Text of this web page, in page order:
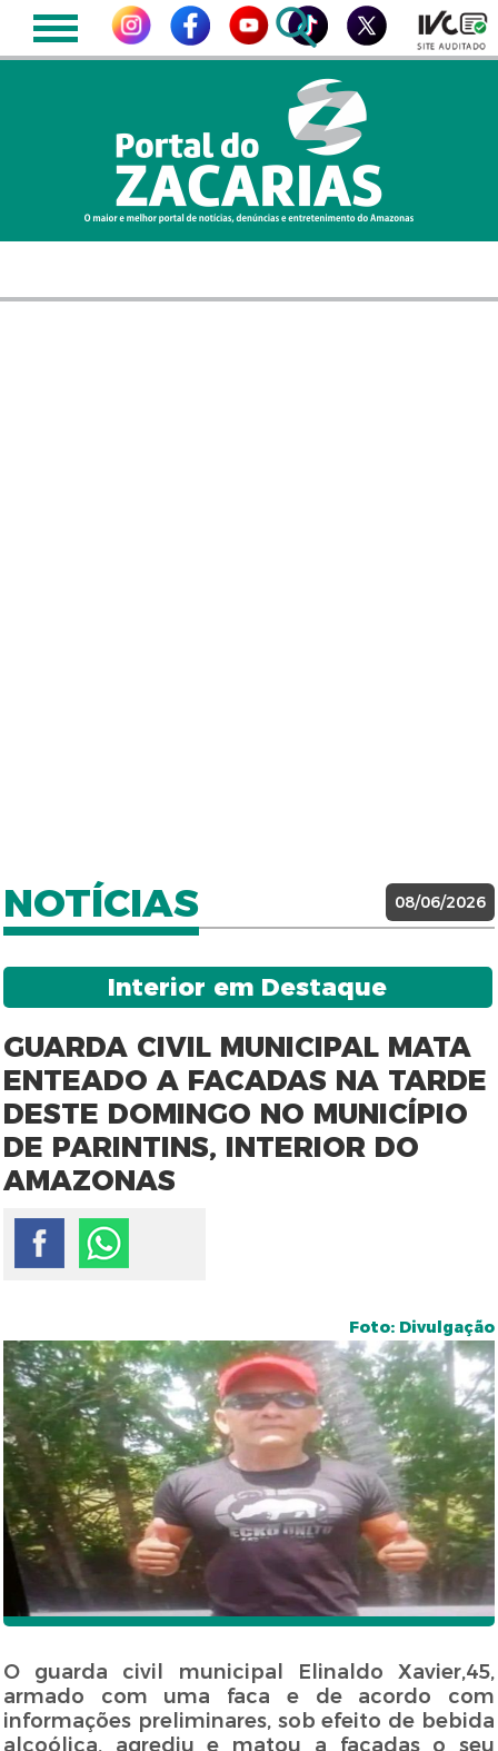
NOTÍCIAS 08/06/2026
Interior em Destaque
GUARDA CIVIL MUNICIPAL MATA
ENTEADO A FACADAS NA TARDE
DESTE DOMINGO NO MUNICÍPIO
DE PARINTINS, INTERIOR DO
AMAZONAS
Foto: Divulgação
O guarda civil municipal Elinaldo Xavier,45,
armado com uma faca e de acordo com
informações preliminares, sob efeito de bebida
alcoólica, agrediu e matou a facadas o seu